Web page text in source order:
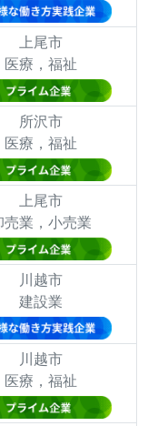
上尾市
医療，福祉
所沢市
医療，福祉
上尾市
売業，小売業
川越市
建設業
川越市
医療，福祉